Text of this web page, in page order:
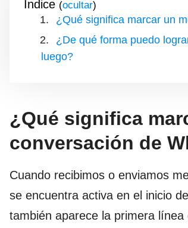
Índice ( )
¿Qué significa marcar un
¿De qué forma puedo
luego?
¿Qué significa
conversación de
Cuando recibimos o enviamos
se encuentra activa en el inicio
también aparece la primera